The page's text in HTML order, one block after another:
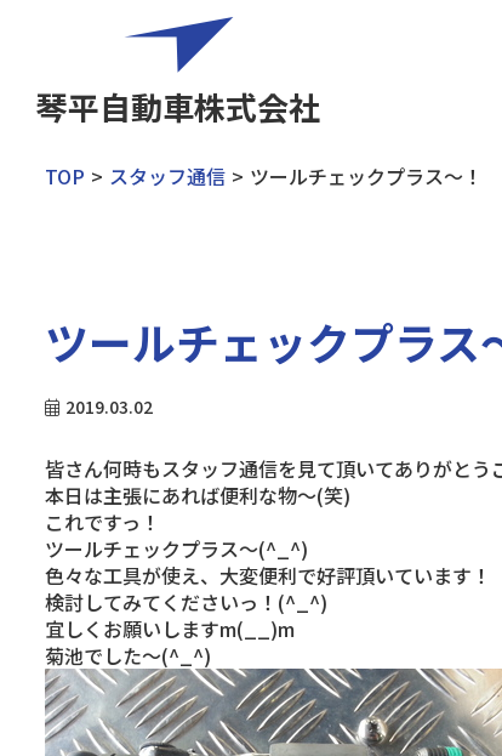
琴平自動車株式会社
TOP スタッフ通信 ツールチェックプラス～！
ツールチェックプラス
2019.03.02
皆さん何時もスタッフ通信を見て頂いてありがと
本日は主張にあれば便利な物～(笑)
これですっ！
ツールチェックプラス～(^_^)
色々な工具が使え、大変便利で好評頂いています！
検討してみてくださいっ！(^_^)
宜しくお願いしますm(__)m
菊池でした～(^_^)